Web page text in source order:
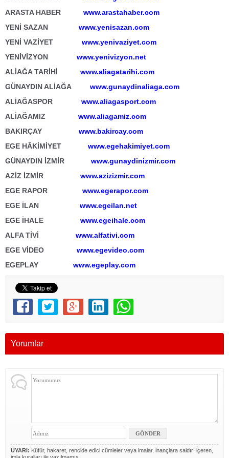
ARASTA HABER www.arastahaber.com
YENİ SAZAN www.yenisazan.com
YENİ VAZİYET www.yenivaziyet.com
YENİVİZYON www.yenivizyon.net
ALİAĞA TARİHİ www.aliagatarihi.com
GÜNAYDIN ALİAĞA
www.gunaydinaliaga.com
ALİAĞASPOR www.aliagasport.com
ALİAĞAMIZ www.aliagamiz.com
BAKIRÇAY www.bakircay.com
EGE HÂKİMİYET www.egehakimiyet.com
GÜNAYDIN İZMİR www.gunaydinizmir.com
AZİZ İZMİR www.azizizmir.com
EGE RAPOR www.egerapor.com
EGE İLAN www.egeilan.net
EGE İHALE www.egeihale.com
ALFA TİVİ www.alfativi.com
EGE VİDEO www.egevideo.com
EGEPLAY www.egeplay.com
Yorumlar
UYARI: Küfür, hakaret, rencide edici cümleler veya imalar, inançlara saldırı içeren,